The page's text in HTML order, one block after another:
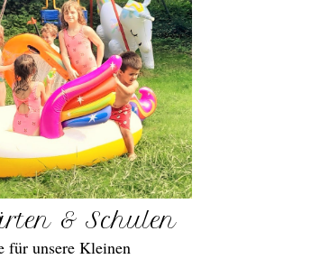
& Schulen
für unsere Kleinen